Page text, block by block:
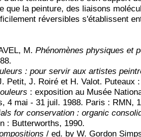
que la peinture, des liaisons
réversibles s'établissent
M. Phénomènes physiques et
: pour servir aux artistes
Petit, J. Roiré et H. Valot. Puteaux
: exposition au Musée
4 mai - 31 juil. 1988. Paris : RMN,
for conservation : organic
: Butterworths, 1990.
/ ed. by W. Gordon